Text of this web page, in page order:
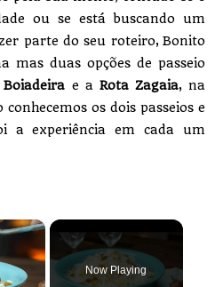
ou se está buscando um
parte do seu roteiro, Bonito
mas duas opções de passeio
e a Rota Zagaia, na
os dois passeios e
a experiência em cada um
×
Now Playing